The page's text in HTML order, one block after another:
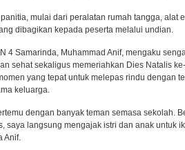
mulai dari peralatan rumah tangga, alat
dibagikan kepada peserta melalui undian.
4 Samarinda, Muhammad Anif, mengaku
sehat sekaligus memeriahkan Dies Natalis
yang tepat untuk melepas rindu dengan
keluarga.
dengan banyak teman semasa sekolah.
saya langsung mengajak istri dan anak untuk
Anif.